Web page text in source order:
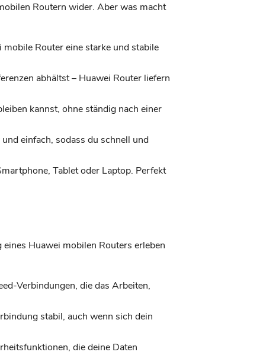
Routern wider. Aber was macht
Router eine starke und stabile
abhältst – Huawei Router liefern
kannst, ohne ständig nach einer
einfach, sodass du schnell und
Tablet oder Laptop. Perfekt
Huawei mobilen Routers erleben
Verbindungen, die das Arbeiten,
stabil, auch wenn sich dein
die deine Daten